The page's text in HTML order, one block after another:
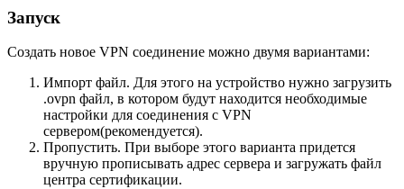
Запуск
Создать новое VPN соединение можно двумя вариантами:
Импорт файл. Для этого на устройство нужно загрузить
.ovpn файл, в котором будут находится необходимые
настройки для соединения с VPN
сервером(рекомендуется).
Пропустить. При выборе этого варианта придется
вручную прописывать адрес сервера и загружать файл
центра сертификации.